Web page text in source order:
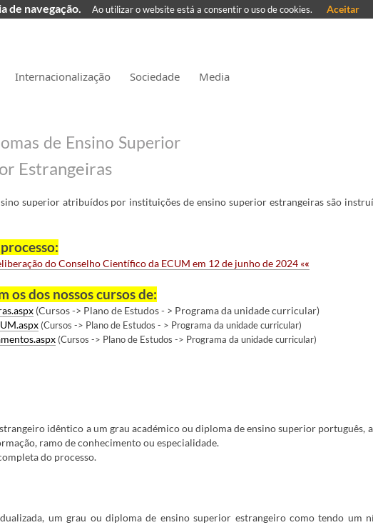
Internacionalização Sociedade Media
de Ensino Superior
Estrangeiras
superior atribuídos por instituições de ensino superior estrangeiras são
do Conselho Científico da ECUM em 12 de junho de 2024 ««
os dos nossos cursos de:
(Cursos -> Plano de Estudos - > Programa da unidade curricular)
(Cursos -> Plano de Estudos - > Programa da unidade curricular)
(Cursos -> Plano de Estudos -> Programa da unidade curricular)
idêntico a um grau académico ou diploma de ensino superior português,
ramo de conhecimento ou especialidade.
do processo.
um grau ou diploma de ensino superior estrangeiro como tendo um
de navegação. Ao utilizar o website está a consentir o uso de cookies. Aceitar